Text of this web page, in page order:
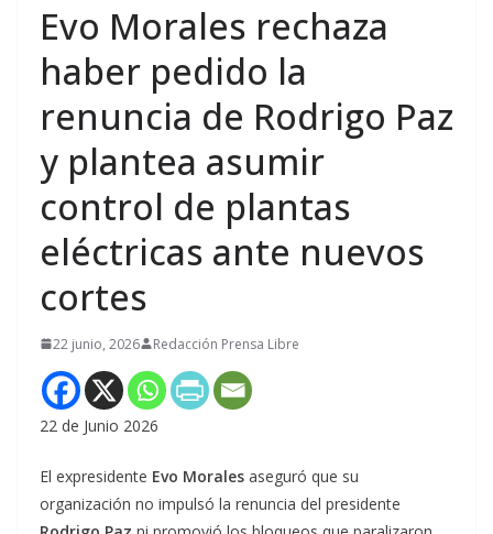
Evo Morales rechaza
haber pedido la
renuncia de Rodrigo Paz
y plantea asumir
control de plantas
eléctricas ante nuevos
cortes
22 junio, 2026 Redacción Prensa Libre
22 de Junio 2026
El expresidente Evo Morales aseguró que su
organización no impulsó la renuncia del presidente